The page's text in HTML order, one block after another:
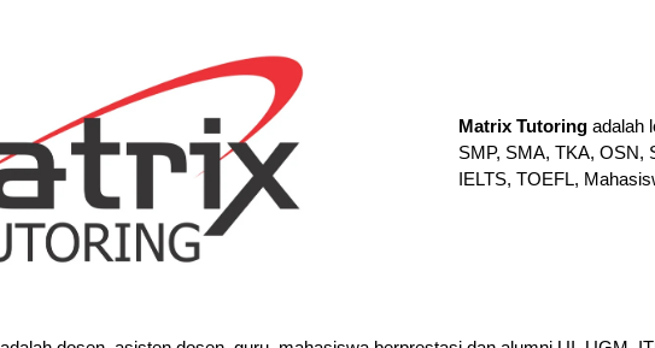
Matrix Tutoring adalah
SMP, SMA, TKA, OSN,
IELTS, TOEFL,